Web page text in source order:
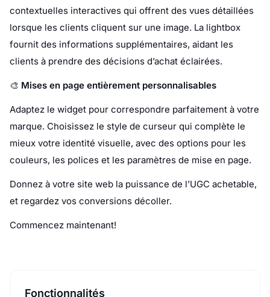
contextuelles interactives qui offrent des vues détaillées
lorsque les clients cliquent sur une image. La lightbox
fournit des informations supplémentaires, aidant les
clients à prendre des décisions d’achat éclairées.
🎨 Mises en page entièrement personnalisables
Adaptez le widget pour correspondre parfaitement à votre
marque. Choisissez le style de curseur qui complète le
mieux votre identité visuelle, avec des options pour les
couleurs, les polices et les paramètres de mise en page.
Donnez à votre site web la puissance de l’UGC achetable,
et regardez vos conversions décoller.
Commencez maintenant!
Fonctionnalités